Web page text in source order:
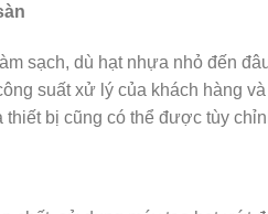
sạch, dù hạt nhựa nhỏ đến
suất xử lý của khách hàng
thiết bị cũng có thể được tùy